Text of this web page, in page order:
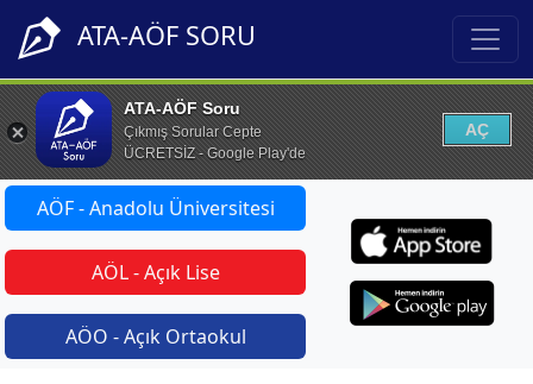
ATA-AÖF SORU
ATA-AÖF Soru
Çıkmış Sorular Cepte
ÜCRETSİZ - Google Play'de
AÇ
AÖF - Anadolu Üniversitesi
AÖL - Açık Lise
AÖO - Açık Ortaokul